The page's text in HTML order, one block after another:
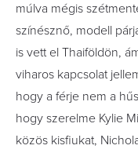
múlva mégis
színésznő, modell
is vett el Thaiföldön,
viharos kapcsolat
hogy a férje nem a
hogy szerelme Kylie
közös kisfiukat,